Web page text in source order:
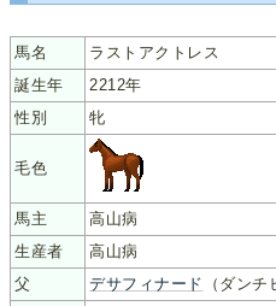
馬名
ラストアクトレス
誕生年
2212年
性別
牝
毛色
馬主
高山病
生産者
高山病
父
デサフィナード
（ダンチ